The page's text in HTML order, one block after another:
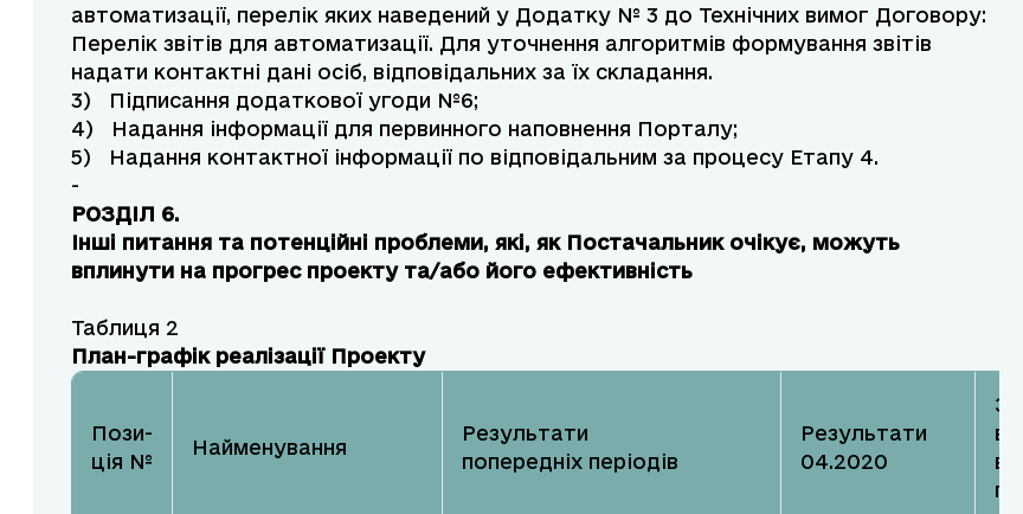
автоматизації, перелік яких наведений у Додатку № 3 до Технічних вимог Договору:
Перелік звітів для автоматизації. Для уточнення алгоритмів формування звітів
надати контактні дані осіб, відповідальних за їх складання.
3) Підписання додаткової угоди №6;
4) Надання інформації для первинного наповнення Порталу;
5) Надання контактної інформації по відповідальним за процесу Етапу 4.
-
РОЗДІЛ 6.
Інші питання та потенційні проблеми, які, як Постачальник очікує, можуть
вплинути на прогрес проекту та/або його ефективність
Таблиця 2
План-графік реалізації Проекту
Пози-
ція №
Найменування
Результати
попередніх періодів
Результати
04.2020
від